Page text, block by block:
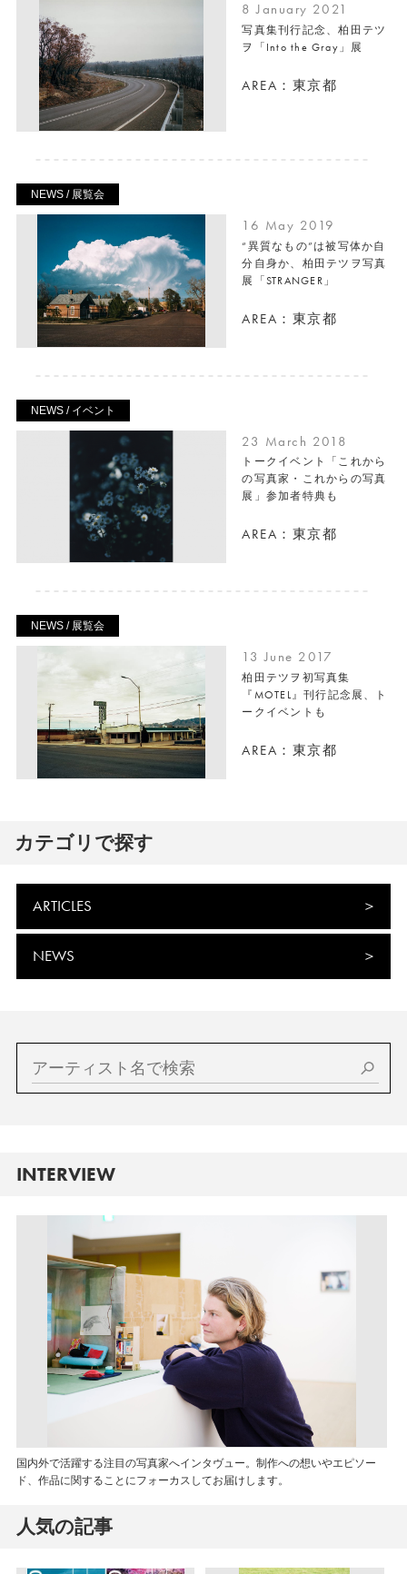
8 January 2021
写真集刊行記念、柏田テツ
ヲ「Into the Gray」展
AREA：東京都
NEWS / 展覧会
16 May 2019
“異質なもの”は被写体か自
分自身か、柏田テツヲ写真
展「STRANGER」
AREA：東京都
NEWS / イベント
23 March 2018
トークイベント「これから
の写真家・これからの写真
展」参加者特典も
AREA：東京都
NEWS / 展覧会
13 June 2017
柏田テツヲ初写真集
『MOTEL』刊行記念展、ト
ークイベントも
AREA：東京都
カテゴリで探す
ARTICLES
NEWS
INTERVIEW
国内外で活躍する注目の写真家へインタヴュー。制作への想いやエピソー
ド、作品に関することにフォーカスしてお届けします。
人気の記事